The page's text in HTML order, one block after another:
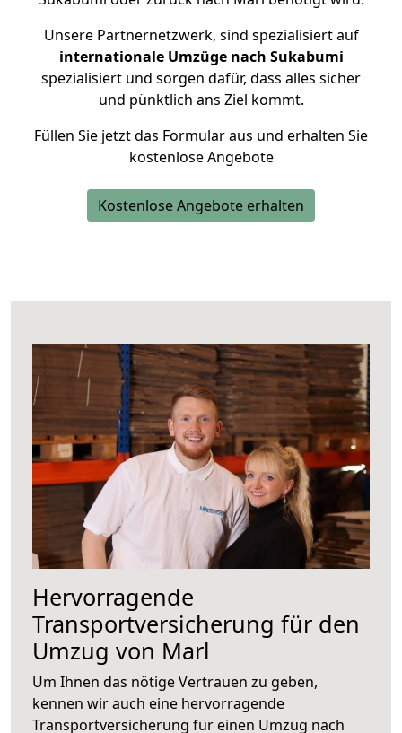
Unsere Partnernetzwerk, sind spezialisiert auf
internationale Umzüge nach Sukabumi
spezialisiert und sorgen dafür, dass alles sicher
und pünktlich ans Ziel kommt.
Füllen Sie jetzt das Formular aus und erhalten Sie
kostenlose Angebote
Kostenlose Angebote erhalten
Hervorragende
Transportversicherung für den
Umzug von Marl
Um Ihnen das nötige Vertrauen zu geben,
kennen wir auch eine hervorragende
Transportversicherung für einen Umzug nach